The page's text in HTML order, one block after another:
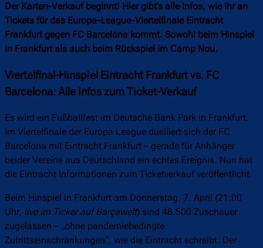
Der Karten-Verkauf beginnt! Hier gibt’s alle Infos, wie ihr an
Tickets für das Europa-League-Viertelfinale Eintracht
Frankfurt gegen FC Barcelona kommt. Sowohl beim Hinspiel
in Frankfurt als auch beim Rückspiel im Camp Nou.
Viertelfinal-Hinspiel Eintracht Frankfurt vs. FC
Barcelona: Alle Infos zum Ticket-Verkauf
Es wird ein Fußballfest im Deutsche Bank Park in Frankfurt.
Im Viertelfinale der Europa League duelliert sich der FC
Barcelona mit Eintracht Frankfurt – gerade für Anhänger
beider Vereine aus Deutschland ein echtes Ereignis. Nun hat
die Eintracht Informationen zum Ticketverkauf veröffentlicht.
Beim Hinspiel in Frankfurt am Donnerstag, 7. April (21:00
Uhr, live im Ticker auf Barçawelt) sind 48.500 Zuschauer
zugelassen – „ohne pandemiebedingte
Zutrittseinschränkungen“, wie die Eintracht schreibt. Der